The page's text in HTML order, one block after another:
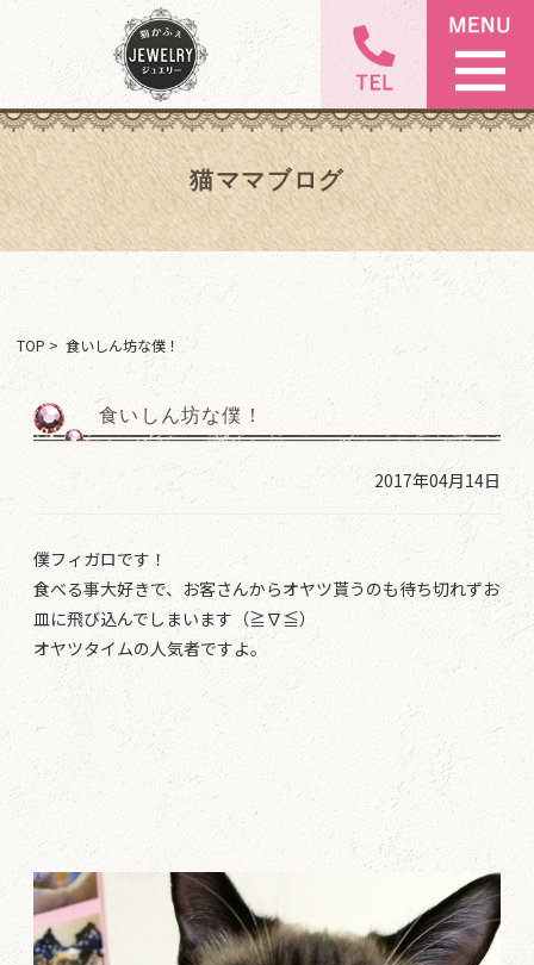
猫ママブログ
TOP > 食いしん坊な僕！
食いしん坊な僕！
2017年04月14日
僕フィガロです！
食べる事大好きで、お客さんからオヤツ貰うのも待ち切れずお
皿に飛び込んでしまいます（≧∇≦）
オヤツタイムの人気者ですよ。